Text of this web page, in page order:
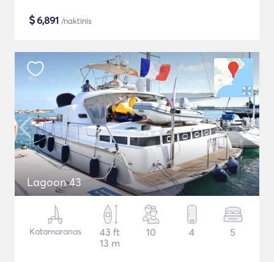
$6,891 /naktinis
Lagoon 43
Katamaranas
43 ft
13 m
10 4 5